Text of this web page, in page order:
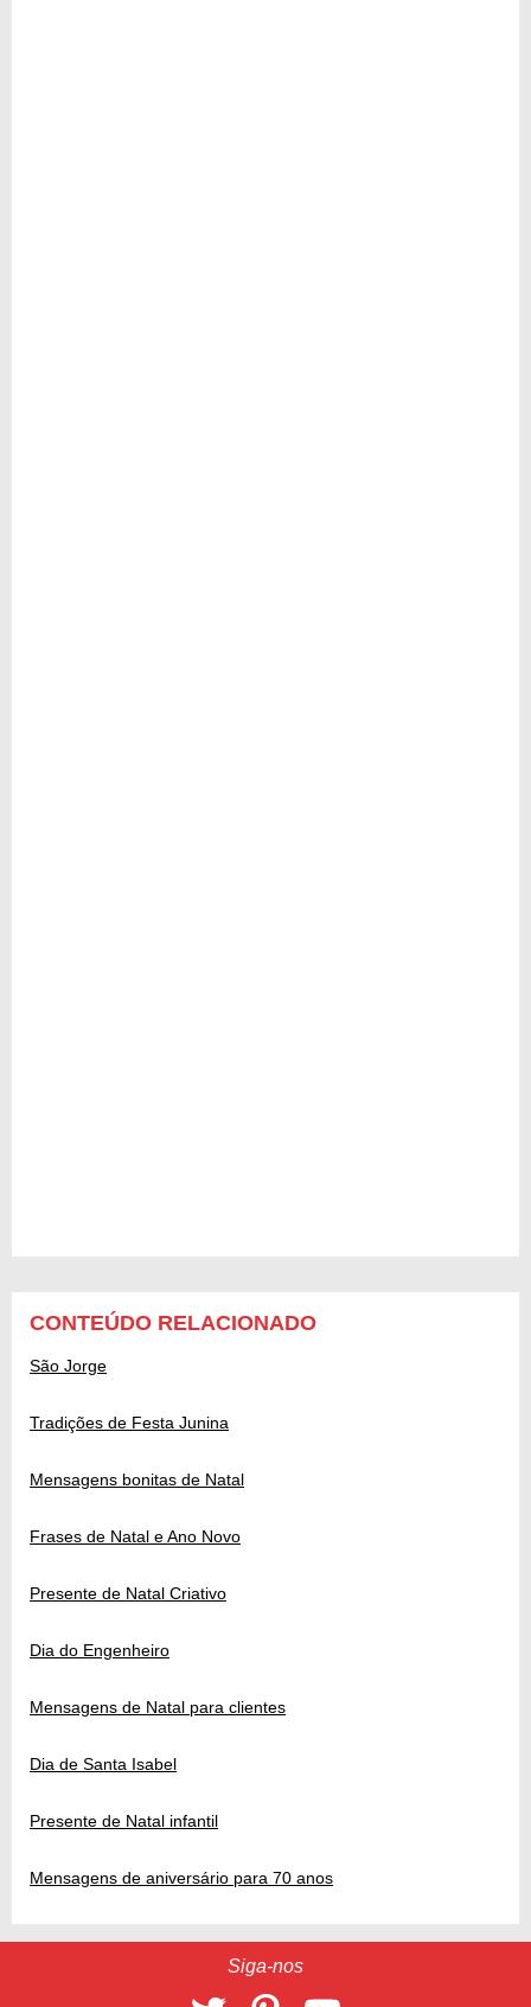
CONTEÚDO RELACIONADO
São Jorge
Tradições de Festa Junina
Mensagens bonitas de Natal
Frases de Natal e Ano Novo
Presente de Natal Criativo
Dia do Engenheiro
Mensagens de Natal para clientes
Dia de Santa Isabel
Presente de Natal infantil
Mensagens de aniversário para 70 anos
Siga-nos